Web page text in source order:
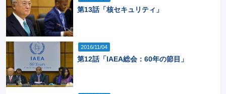
第13話「核セキュリティ」
2016/11/04
第12話「IAEA総会：60年の節目」